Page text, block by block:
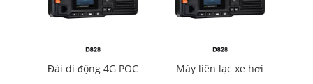
Đài di động 4G POC Máy liên lạc xe hơi